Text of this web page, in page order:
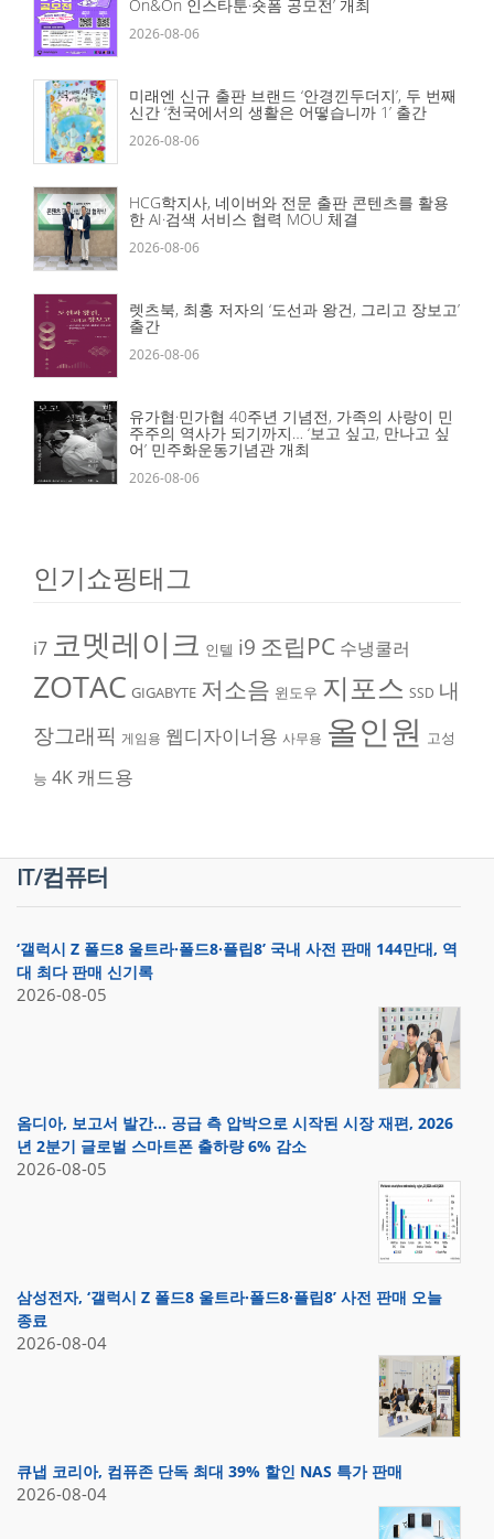
On&On 인스타툰·숏폼 공모전’ 개최
2026-08-06
미래엔 신규 출판 브랜드 ‘안경낀두더지’, 두 번째
신간 ‘천국에서의 생활은 어떻습니까 1’ 출간
2026-08-06
HCG학지사, 네이버와 전문 출판 콘텐츠를 활용
한 AI·검색 서비스 협력 MOU 체결
2026-08-06
렛츠북, 최홍 저자의 ‘도선과 왕건, 그리고 장보고’
출간
2026-08-06
유가협·민가협 40주년 기념전, 가족의 사랑이 민
주주의 역사가 되기까지… ‘보고 싶고, 만나고 싶
어’ 민주화운동기념관 개최
2026-08-06
인기쇼핑태그
i7 코멧레이크 인텔 i9 조립PC 수냉쿨러
ZOTAC GIGABYTE 저소음 윈도우 지포스 SSD 내
장그래픽 게임용 웹디자이너용 사무용 올인원 고성
능 4K 캐드용
IT/컴퓨터
‘갤럭시 Z 폴드8 울트라·폴드8·플립8’ 국내 사전 판매 144만대, 역
대 최다 판매 신기록
2026-08-05
옴디아, 보고서 발간… 공급 측 압박으로 시작된 시장 재편, 2026
년 2분기 글로벌 스마트폰 출하량 6% 감소
2026-08-05
삼성전자, ‘갤럭시 Z 폴드8 울트라·폴드8·플립8’ 사전 판매 오늘
종료
2026-08-04
큐냅 코리아, 컴퓨존 단독 최대 39% 할인 NAS 특가 판매
2026-08-04